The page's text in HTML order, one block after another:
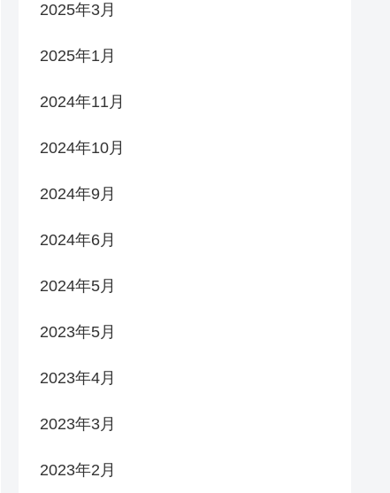
2025年3月
2025年1月
2024年11月
2024年10月
2024年9月
2024年6月
2024年5月
2023年5月
2023年4月
2023年3月
2023年2月